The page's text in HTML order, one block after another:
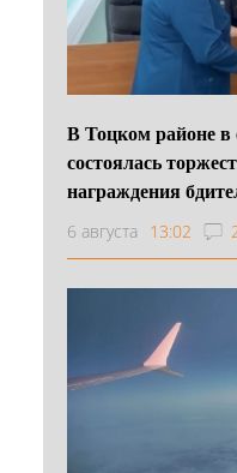
В Тоцком районе в
состоялась
награждения
6 августа 13:02